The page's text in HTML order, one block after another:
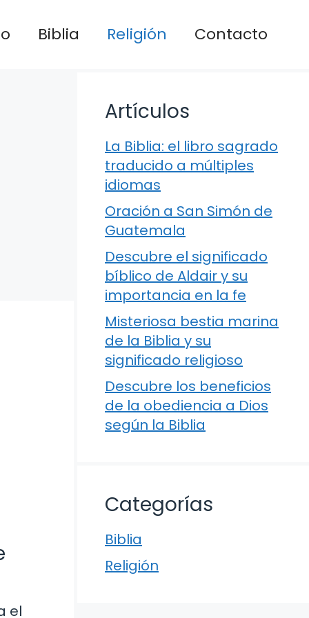
Biblia Religión Contacto
el
Artículos
La Biblia: el libro sagrado
traducido a múltiples
idiomas
Oración a San Simón de
Guatemala
Descubre el significado
bíblico de Aldair y su
importancia en la fe
Misteriosa bestia marina
de la Biblia y su
significado religioso
Descubre los beneficios
de la obediencia a Dios
según la Biblia
Categorías
Biblia
Religión